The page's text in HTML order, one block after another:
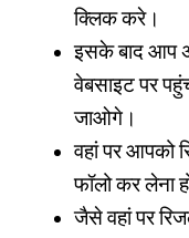
क्लिक करे।
इसके बाद आप
वेबसाइट पर
जाओगे।
वहां पर आपको
फॉलो कर लेना
जैसे वहां पर